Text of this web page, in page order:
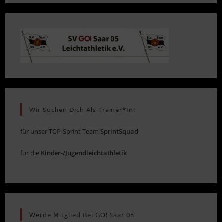
Wir Suchen Dich Als Trainer*in!
für unser TOP-Sprint Team SprintSquad
für die Kinder-/Jugendleichtathletik
Werde Mitglied Bei GO! Saar 05